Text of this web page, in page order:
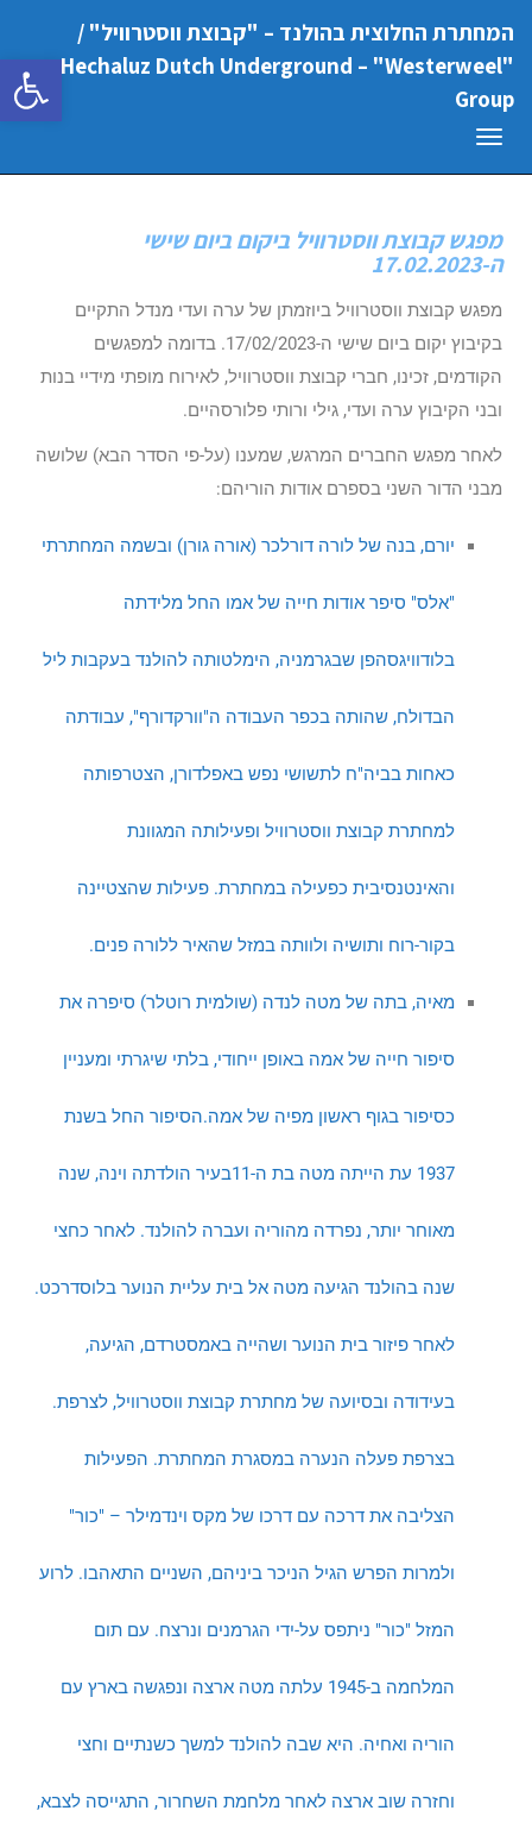
פתח
המחתרת החלוצית בהולנד – "קבוצת ווסטרוויל" /
"Hechaluz Dutch Underground – "Westerweel
Group
תפריט
מפגש קבוצת ווסטרוויל ביקום ביום שישי
ה-17.02.2023
מפגש קבוצת ווסטרוויל ביוזמתן של ערה ועדי מנדל התקיים
בקיבוץ יקום ביום שישי ה-17/02/2023. בדומה למפגשים
הקודמים, זכינו, חברי קבוצת ווסטרוויל, לאירוח מופתי מידיי בנות
ובני הקיבוץ ערה ועדי, גילי ורותי פלורסהיים.
לאחר מפגש החברים המרגש, שמענו (על-פי הסדר הבא) שלושה
מבני הדור השני בספרם אודות הוריהם:
יורם, בנה של לורה דורלכר (אורה גורן) ובשמה המחתרתי
"אלס" סיפר אודות חייה של אמו החל מלידתה
בלודוויגסהפן שבגרמניה, הימלטותה להולנד בעקבות ליל
הבדולח, שהותה בכפר העבודה ה"וורקדורף", עבודתה
כאחות בביה"ח לתשושי נפש באפלדורן, הצטרפותה
למחתרת קבוצת ווסטרוויל ופעילותה המגוונת
והאינטנסיבית כפעילה במחתרת. פעילות שהצטיינה
בקור-רוח ותושיה ולוותה במזל שהאיר ללורה פנים.
מאיה, בתה של מטה לנדה (שולמית רוטלר) סיפרה את
סיפור חייה של אמה באופן ייחודי, בלתי שיגרתי ומעניין
כסיפור בגוף ראשון מפיה של אמה.הסיפור החל בשנת
1937 עת הייתה מטה בת ה-11בעיר הולדתה וינה, שנה
מאוחר יותר, נפרדה מהוריה ועברה להולנד. לאחר כחצי
שנה בהולנד הגיעה מטה אל בית עליית הנוער בלוסדרכט.
לאחר פיזור בית הנוער ושהייה באמסטרדם, הגיעה,
בעידודה ובסיועה של מחתרת קבוצת ווסטרוויל, לצרפת.
בצרפת פעלה הנערה במסגרת המחתרת. הפעילות
הצליבה את דרכה עם דרכו של מקס וינדמילר – "כור"
ולמרות הפרש הגיל הניכר ביניהם, השניים התאהבו. לרוע
המזל "כור" ניתפס על-ידי הגרמנים ונרצח. עם תום
המלחמה ב-1945 עלתה מטה ארצה ונפגשה בארץ עם
הוריה ואחיה. היא שבה להולנד למשך כשנתיים וחצי
וחזרה שוב ארצה לאחר מלחמת השחרור, התגייסה לצבא,